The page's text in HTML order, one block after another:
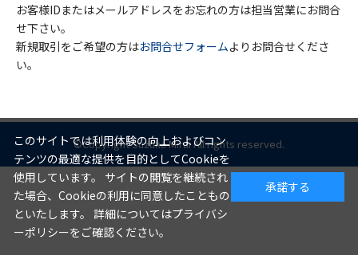
お客様IDまたはメールアドレスをお忘れの方は担当営業にお問合
せ下さい。
新規取引をご希望の方はお問合せフォームよりお問合せくださ
い。
©Copyright Suzuka Mirai All rights reserved.
このサイトでは利用体験の向上およびコン
テンツの最適な提供を目的としてCookieを
使用しています。 サイトの閲覧を継続され
た場合、Cookieの利用に同意したこともの
といたします。 詳細についてはプライバシ
ーポリシーをご確認ください。
承諾する